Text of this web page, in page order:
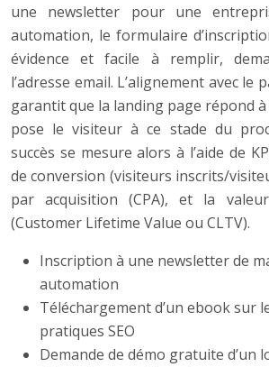
une newsletter pour une
automation, le formulaire
évidence et facile à remplir,
l’adresse email. L’alignement avec
garantit que la landing page répond
pose le visiteur à ce stade du
succès se mesure alors à l’aide de
de conversion (visiteurs inscrits/
par acquisition (CPA), et la
(Customer Lifetime Value ou CLTV).
Inscription à une newsletter de
automation
Téléchargement d’un ebook sur
pratiques SEO
Demande de démo gratuite d’un